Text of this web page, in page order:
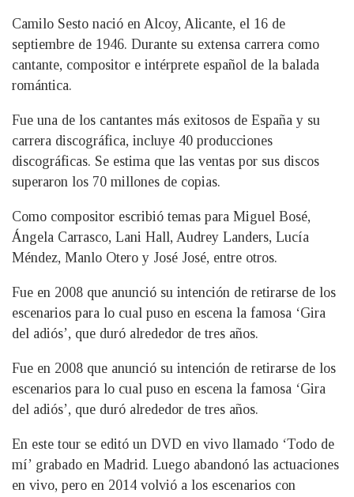
Camilo Sesto nació en Alcoy, Alicante, el 16 de
septiembre de 1946. Durante su extensa carrera como
cantante, compositor e intérprete español de la balada
romántica.
Fue una de los cantantes más exitosos de España y su
carrera discográfica, incluye 40 producciones
discográficas. Se estima que las ventas por sus discos
superaron los 70 millones de copias.
Como compositor escribió temas para Miguel Bosé,
Ángela Carrasco, Lani Hall, Audrey Landers, Lucía
Méndez, Manlo Otero y José José, entre otros.
Fue en 2008 que anunció su intención de retirarse de los
escenarios para lo cual puso en escena la famosa ‘Gira
del adiós’, que duró alrededor de tres años.
Fue en 2008 que anunció su intención de retirarse de los
escenarios para lo cual puso en escena la famosa ‘Gira
del adiós’, que duró alrededor de tres años.
En este tour se editó un DVD en vivo llamado ‘Todo de
mí’ grabado en Madrid. Luego abandonó las actuaciones
en vivo, pero en 2014 volvió a los escenarios con